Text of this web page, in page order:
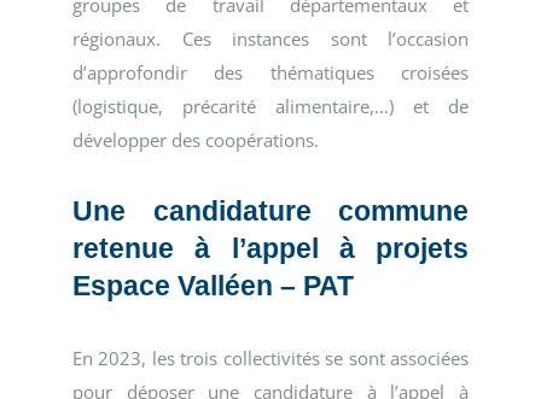
groupes de travail départementaux et
régionaux. Ces instances sont l’occasion
d’approfondir des thématiques croisées
(logistique, précarité alimentaire,…) et de
développer des coopérations.
Une candidature commune
retenue à l’appel à projets
Espace Valléen – PAT
En 2023, les trois collectivités se sont associées
pour déposer une candidature à l’appel à